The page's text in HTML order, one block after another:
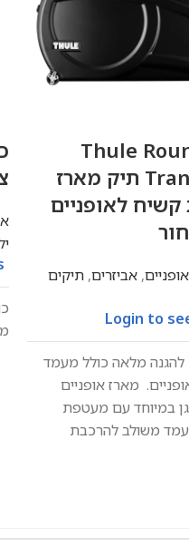
Thule
Transition תיק מארז
קשיח לאופניים
, אביזרים, תיקים
Login to
להגנה מלאה כולל מעמד
מארז אופניים
במיוחד עם מעטפת
משולב להרכבת